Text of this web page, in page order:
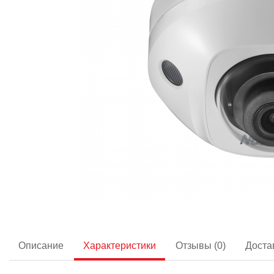
Описание Характеристики Отзывы (0)